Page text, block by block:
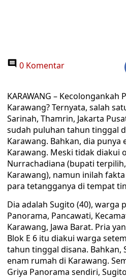
0 Komentar
KARAWANG –
Karawang? Ternyata, salah
Sarinah, Thamrin, Jakarta
sudah puluhan tahun tinggal
Karawang. Bahkan, dia punya
Karawang. Meski tidak diakui
Nurrachadiana (bupati
Karawang), namun inilah
para tetangganya di tempat
Dia adalah Sugito (40), warga
Panorama, Pancawati,
Karawang, Jawa Barat. Pria
Blok E 6 itu diakui warga
tahun tinggal disana. Bahkan,
enam rumah di Karawang.
Griya Panorama sendiri,